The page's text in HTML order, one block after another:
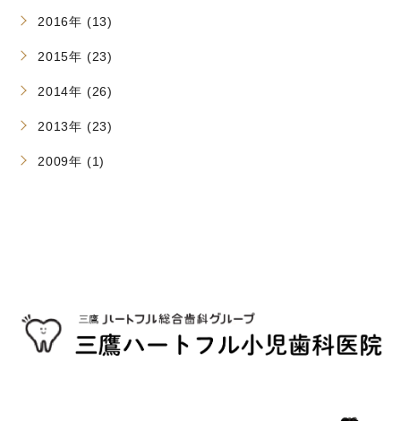
2016年 (13)
2015年 (23)
2014年 (26)
2013年 (23)
2009年 (1)